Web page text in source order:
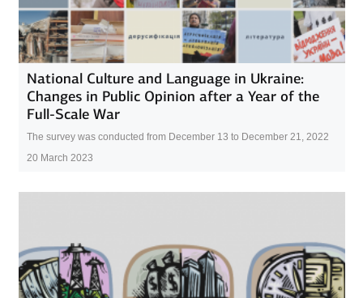
National Culture and Language in Ukraine:
Changes in Public Opinion after a Year of the
Full-Scale War
The survey was conducted from December 13 to December 21, 2022
20 March 2023